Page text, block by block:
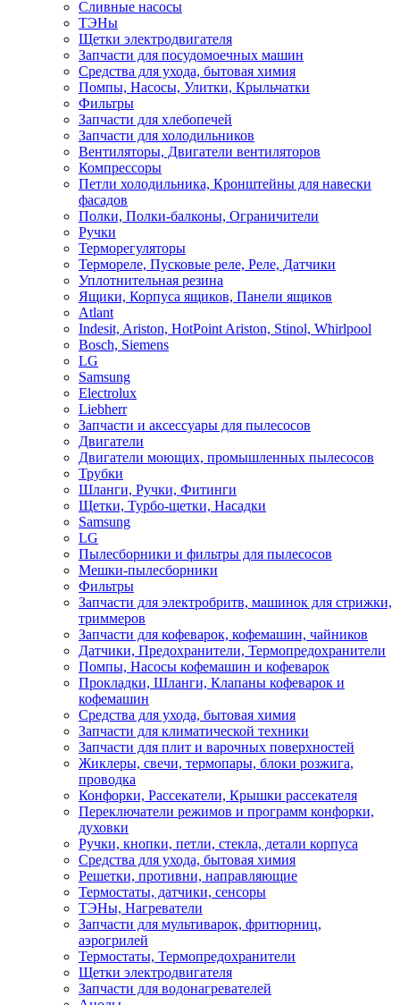
Сливные насосы
ТЭНы
Щетки электродвигателя
Запчасти для посудомоечных машин
Средства для ухода, бытовая химия
Помпы, Насосы, Улитки, Крыльчатки
Фильтры
Запчасти для хлебопечей
Запчасти для холодильников
Вентиляторы, Двигатели вентиляторов
Компрессоры
Петли холодильника, Кронштейны для навески
фасадов
Полки, Полки-балконы, Ограничители
Ручки
Терморегуляторы
Термореле, Пусковые реле, Реле, Датчики
Уплотнительная резина
Ящики, Корпуса ящиков, Панели ящиков
Atlant
Indesit, Ariston, HotPoint Ariston, Stinol, Whirlpool
Bosch, Siemens
LG
Samsung
Electrolux
Liebherr
Запчасти и аксессуары для пылесосов
Двигатели
Двигатели моющих, промышленных пылесосов
Трубки
Шланги, Ручки, Фитинги
Щетки, Турбо-щетки, Насадки
Samsung
LG
Пылесборники и фильтры для пылесосов
Мешки-пылесборники
Фильтры
Запчасти для электробритв, машинок для стрижки,
триммеров
Запчасти для кофеварок, кофемашин, чайников
Датчики, Предохранители, Термопредохранители
Помпы, Насосы кофемашин и кофеварок
Прокладки, Шланги, Клапаны кофеварок и
кофемашин
Средства для ухода, бытовая химия
Запчасти для климатической техники
Запчасти для плит и варочных поверхностей
Жиклеры, свечи, термопары, блоки розжига,
проводка
Конфорки, Рассекатели, Крышки рассекателя
Переключатели режимов и программ конфорки,
духовки
Ручки, кнопки, петли, стекла, детали корпуса
Средства для ухода, бытовая химия
Решетки, противни, направляющие
Термостаты, датчики, сенсоры
ТЭНы, Нагреватели
Запчасти для мультиварок, фритюрниц,
аэрогрилей
Термостаты, Термопредохранители
Щетки электродвигателя
Запчасти для водонагревателей